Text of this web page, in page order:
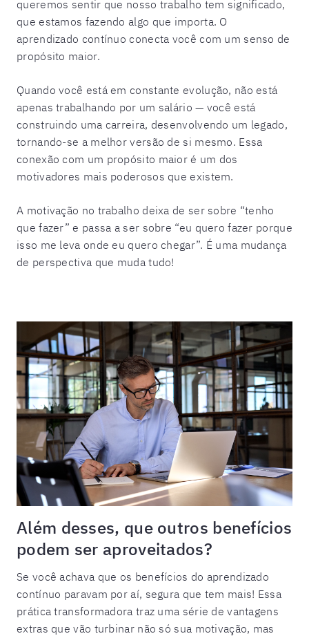
queremos sentir que nosso trabalho tem significado,
que estamos fazendo algo que importa. O
aprendizado contínuo conecta você com um senso de
propósito maior.
Quando você está em constante evolução, não está
apenas trabalhando por um salário — você está
construindo uma carreira, desenvolvendo um legado,
tornando-se a melhor versão de si mesmo. Essa
conexão com um propósito maior é um dos
motivadores mais poderosos que existem.
A motivação no trabalho deixa de ser sobre “tenho
que fazer” e passa a ser sobre “eu quero fazer porque
isso me leva onde eu quero chegar”. É uma mudança
de perspectiva que muda tudo!
Além desses, que outros benefícios
podem ser aproveitados?
Se você achava que os benefícios do aprendizado
contínuo paravam por aí, segura que tem mais! Essa
prática transformadora traz uma série de vantagens
extras que vão turbinar não só sua motivação, mas